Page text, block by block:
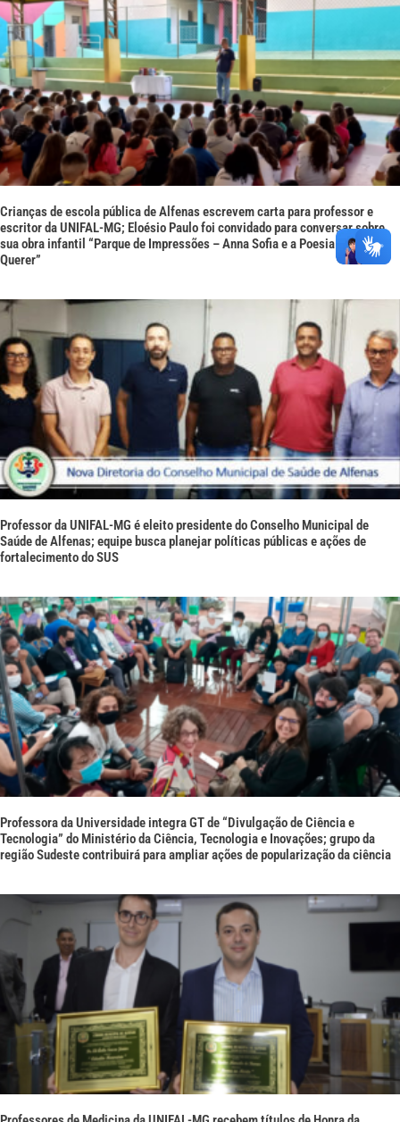
Crianças de escola pública de Alfenas escrevem carta para professor e
escritor da UNIFAL-MG; Eloésio Paulo foi convidado para conversar sobre
sua obra infantil “Parque de Impressões – Anna Sofia e a Poesia sem
Querer”
Professor da UNIFAL-MG é eleito presidente do Conselho Municipal de
Saúde de Alfenas; equipe busca planejar políticas públicas e ações de
fortalecimento do SUS
Professora da Universidade integra GT de “Divulgação de Ciência e
Tecnologia” do Ministério da Ciência, Tecnologia e Inovações; grupo da
região Sudeste contribuirá para ampliar ações de popularização da ciência